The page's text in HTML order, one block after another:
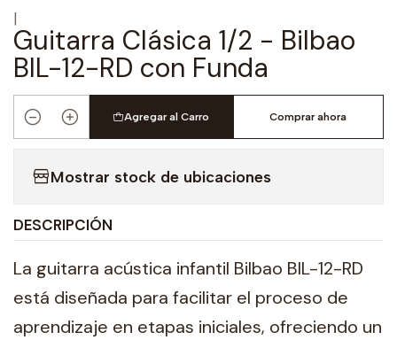
|
Guitarra Clásica 1/2 - Bilbao
BIL-12-RD con Funda
Cantidad
Agregar al Carro Comprar ahora
Mostrar stock de ubicaciones
DESCRIPCIÓN
La guitarra acústica infantil Bilbao BIL-12-RD
está diseñada para facilitar el proceso de
aprendizaje en etapas iniciales, ofreciendo un